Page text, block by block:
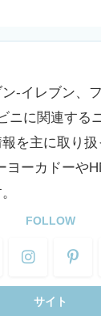
PRIME（モウ
全国にて期間